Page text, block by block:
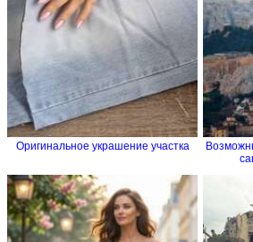
Оригинальное украшение участка